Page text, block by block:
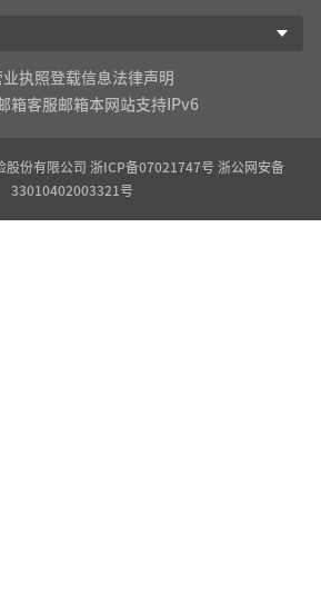
业执照登载信息法律声明
箱客服邮箱本网站支持IPv6
股份有限公司 浙ICP备07021747号 浙公网安备
33010402003321号